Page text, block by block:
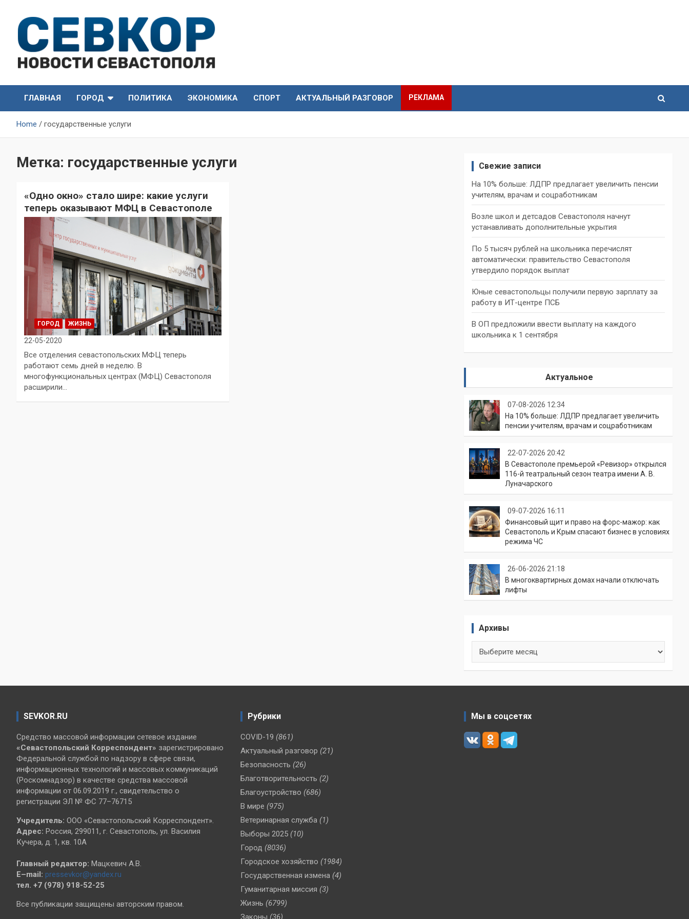
content
СевКор — Новости
Севастополя
Севастополя
ГЛАВНАЯ
ГОРОД ПОЛИТИКА ЭКОНОМИКА СПОРТ АКТУАЛЬНЫЙ РАЗГОВОР РЕКЛАМА
Home государственные услуги
Метка: государственные услуги
«Одно окно» стало шире: какие услуги
теперь оказывают МФЦ в Севастополе
ГОРОД ЖИЗНЬ
22-05-2020
Все отделения севастопольских МФЦ теперь
работают семь дней в неделю. В
многофункциональных центрах (МФЦ) Севастополя
расширили…
Свежие записи
На 10% больше: ЛДПР предлагает увеличить пенсии
учителям, врачам и соцработникам
Возле школ и детсадов Севастополя начнут
устанавливать дополнительные укрытия
По 5 тысяч рублей на школьника перечислят
автоматически: правительство Севастополя
утвердило порядок выплат
Юные севастопольцы получили первую зарплату за
работу в ИТ-центре ПСБ
В ОП предложили ввести выплату на каждого
школьника к 1 сентября
Актуальное
07-08-2026 12:34
На 10% больше: ЛДПР предлагает увеличить
пенсии учителям, врачам и соцработникам
22-07-2026 20:42
В Севастополе премьерой «Ревизор» открылся
116-й театральный сезон театра имени А. В.
Луначарского
09-07-2026 16:11
Финансовый щит и право на форс-мажор: как
Севастополь и Крым спасают бизнес в условиях
режима ЧС
26-06-2026 21:18
В многоквартирных домах начали отключать
лифты
Архивы
SEVKOR.RU
Средство массовой информации сетевое издание
«Севастопольский Корреспондент» зарегистрировано
Федеральной службой по надзору в сфере связи,
информационных технологий и массовых коммуникаций
(Роскомнадзор) в качестве средства массовой
информации от 06.09.2019 г., свидетельство о
регистрации ЭЛ № ФС 77–76715
Учредитель: ООО «Севастопольский Корреспондент».
Адрес: Россия, 299011, г. Севастополь, ул. Василия
Кучера, д. 1, кв. 10А
Главный редактор: Мацкевич А.В.
E–mail: pressevkor@yandex.ru
тел. +7 (978) 918-52-25
Все публикации защищены авторским правом.
Рубрики
COVID-19 (861)
Актуальный разговор (21)
Безопасность (26)
Благотворительность (2)
Благоустройство (686)
В мире (975)
Ветеринарная служба (1)
Выборы 2025 (10)
Город (8036)
Городское хозяйство (1984)
Государственная измена (4)
Гуманитарная миссия (3)
Жизнь (6799)
Законы (36)
Мы в соцсетях